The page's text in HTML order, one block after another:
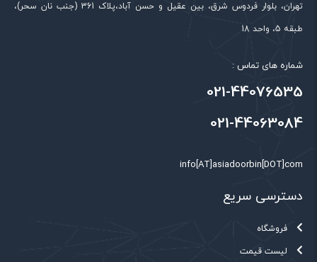
تهران، بلوار فردوس شرق، بین عقیل و حسن آباد،پلاک 361 (جنب نان سحر)،
طبقه 5، واحد 18
شماره های تماس :
021-44076535
021-44063084
info[AT]asiadoorbin[DOT]com
دسترسی سریع
فروشگاه
لیست قیمت